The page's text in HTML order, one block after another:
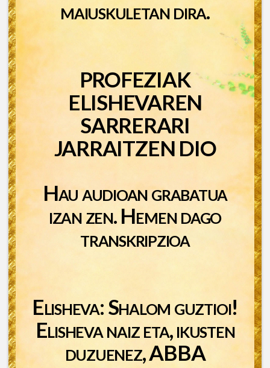
maiuskuletan dira.
PROFEZIAK
ELISHEVAREN
SARRERARI
JARRAITZEN DIO
Hau audioan grabatua
izan zen. Hemen dago
transkripzioa
Elisheva: Shalom guztioi!
Elisheva naiz eta, ikusten
duzuenez, ABBA